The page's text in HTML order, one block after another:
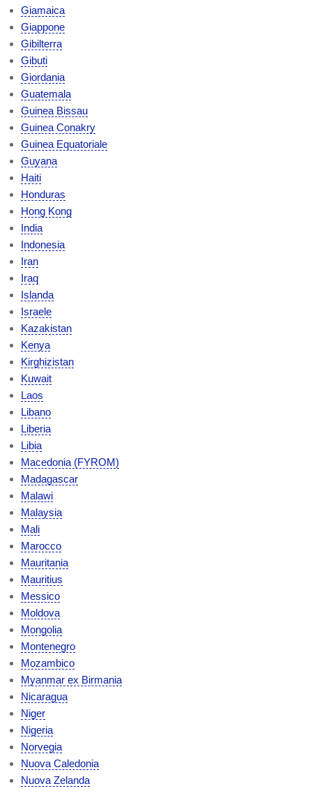
Giamaica
Giappone
Gibilterra
Gibuti
Giordania
Guatemala
Guinea Bissau
Guinea Conakry
Guinea Equatoriale
Guyana
Haiti
Honduras
Hong Kong
India
Indonesia
Iran
Iraq
Islanda
Israele
Kazakistan
Kenya
Kirghizistan
Kuwait
Laos
Libano
Liberia
Libia
Macedonia (FYROM)
Madagascar
Malawi
Malaysia
Mali
Marocco
Mauritania
Mauritius
Messico
Moldova
Mongolia
Montenegro
Mozambico
Myanmar ex Birmania
Nicaragua
Niger
Nigeria
Norvegia
Nuova Caledonia
Nuova Zelanda